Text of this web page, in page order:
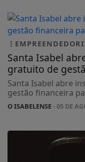
Santa Isabel
gratuito de
Santa Isabel abre
gestão financeira
O ISABELENSE- 05 DE